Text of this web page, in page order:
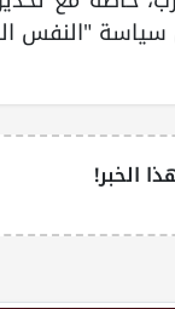
"النفس
الخبر!